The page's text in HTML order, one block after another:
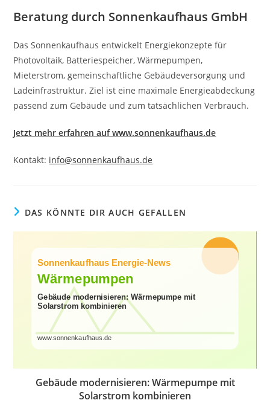
Beratung durch Sonnenkaufhaus GmbH
Das Sonnenkaufhaus entwickelt Energiekonzepte für
Photovoltaik, Batteriespeicher, Wärmepumpen,
Mieterstrom, gemeinschaftliche Gebäudeversorgung und
Ladeinfrastruktur. Ziel ist eine maximale Energieabdeckung
passend zum Gebäude und zum tatsächlichen Verbrauch.
Jetzt mehr erfahren auf www.sonnenkaufhaus.de
Kontakt: info@sonnenkaufhaus.de
DAS KÖNNTE DIR AUCH GEFALLEN
Gebäude modernisieren: Wärmepumpe mit
Solarstrom kombinieren